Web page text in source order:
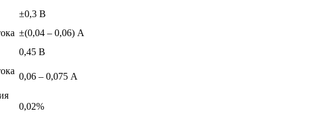
±0,3 В
±(0,04 – 0,06) А
0,45 В
0,06 – 0,075 А
0,02%